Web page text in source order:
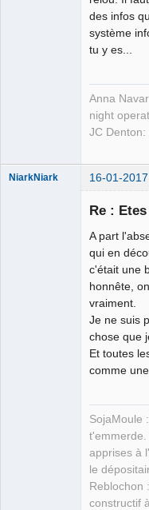
des infos
système
tu y es...
Anna
night
JC Denton:
NiarkNiark 16-01-
Re :
A part
qui en
c'était une
honnête,
vraiment.
Je ne suis
chose que
Et toutes
comme
SojaMoule
apprises à
le
Reblochon
constructif